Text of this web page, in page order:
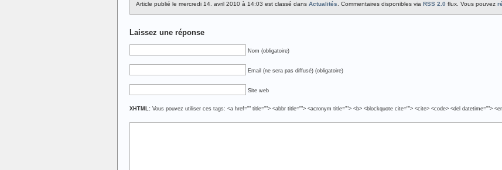
Article publié le mercredi 14. avril 2010 à 14:03 est classé dans Actualités. Commentaires disponibles via RSS 2.0 flux. Vous pouvez
Laissez une réponse
Nom (obligatoire)
Email (ne sera pas diffusé) (obligatoire)
Site web
XHTML: Vous pouvez utiliser ces tags: <a href="" title=""> <abbr title=""> <acronym title=""> <b> <blockquote cite=""> <cite> <code> <del datetime="">